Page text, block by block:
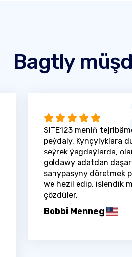
Bagtly
SITE123 meniň
peýdaly. Kynçylyklara
seýrek ýagdaýlarda,
goldawy adatdan
sahypasyny döretmek
we hezil edip, islendik
çözdüler.
Bobbi Menneg